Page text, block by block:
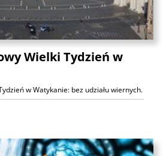
Wielki Tydzień w
w Watykanie: bez udziału wiernych.